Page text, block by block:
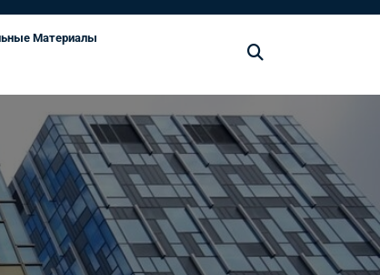
Материалы